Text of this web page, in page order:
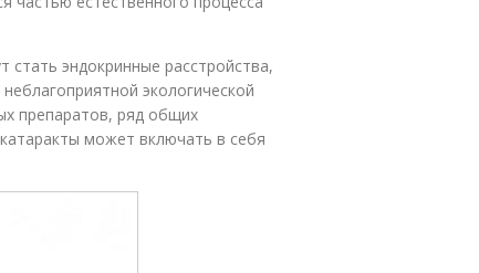
эндокринные расстройства,
экологической
препаратов, ряд общих
может включать в себя